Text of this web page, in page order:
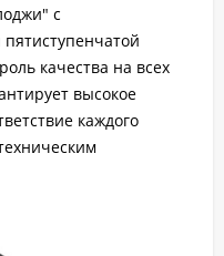
с
качества на всех
высокое
каждого